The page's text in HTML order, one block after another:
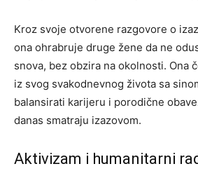
Kroz svoje otvorene razgovore o
ona ohrabruje druge žene da ne
snova, bez obzira na okolnosti. Ona
iz svog svakodnevnog života sa
balansirati karijeru i porodične
danas smatraju izazovom.
Aktivizam i humanitarni